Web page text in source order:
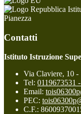
Pianezza
Contatti
Istituto Istruzione
Via Claviere, 10 -
Tel: 0119673531
Email:
PEC:
C.F.: